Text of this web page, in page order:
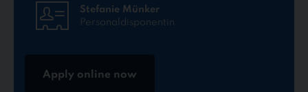
Stefanie Münker
Personaldisponentin
Apply online now